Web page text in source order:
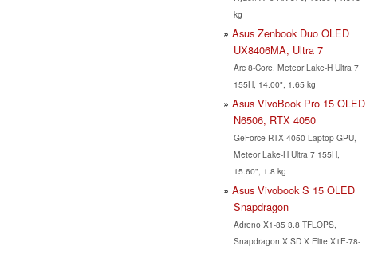
kg
Asus Zenbook Duo OLED
UX8406MA, Ultra 7
Arc 8-Core, Meteor Lake-H Ultra 7
155H, 14.00", 1.65 kg
Asus VivoBook Pro 15 OLED
N6506, RTX 4050
GeForce RTX 4050 Laptop GPU,
Meteor Lake-H Ultra 7 155H,
15.60", 1.8 kg
Asus Vivobook S 15 OLED
Snapdragon
Adreno X1-85 3.8 TFLOPS,
Snapdragon X SD X Elite X1E-78-